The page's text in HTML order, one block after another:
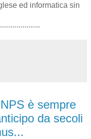
ed informatica sin
è sempre
da secoli